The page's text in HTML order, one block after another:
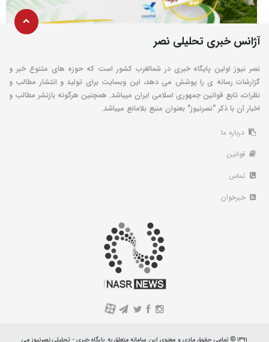
آژانس خبری تحلیلی نصر
نصر نیوز اولین پایگاه خبری در شمالغرب کشور است که حوزه های متنوع خبر و
گزارشات رسانه ی را پوشش می دهد، این وبسایت برای تولید و انتشار مطالب و
نظرات، تابع قوانین جمهوری اسلامی ایران میباشد. همچنین هرگونه بازنشر مطالب و
اخبار آن با ذکر "نصرنیوز" بعنوان منبع بلامانع میباشد.
درباره ما
قوانین
تماس
خبرخوان
A
۱۳۹۱ © تمامی حقوق مادی و معنوی این سامانه متعلق به پایگاه خبری - تحلیلی نصرنیوز می